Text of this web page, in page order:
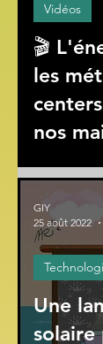
video
🎬
les
nos
Vidéos
Une
GIY
25 août 2022